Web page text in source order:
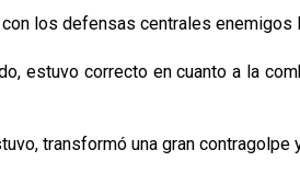
los defensas centrales
estuvo correcto en cuanto a la
transformó una gran